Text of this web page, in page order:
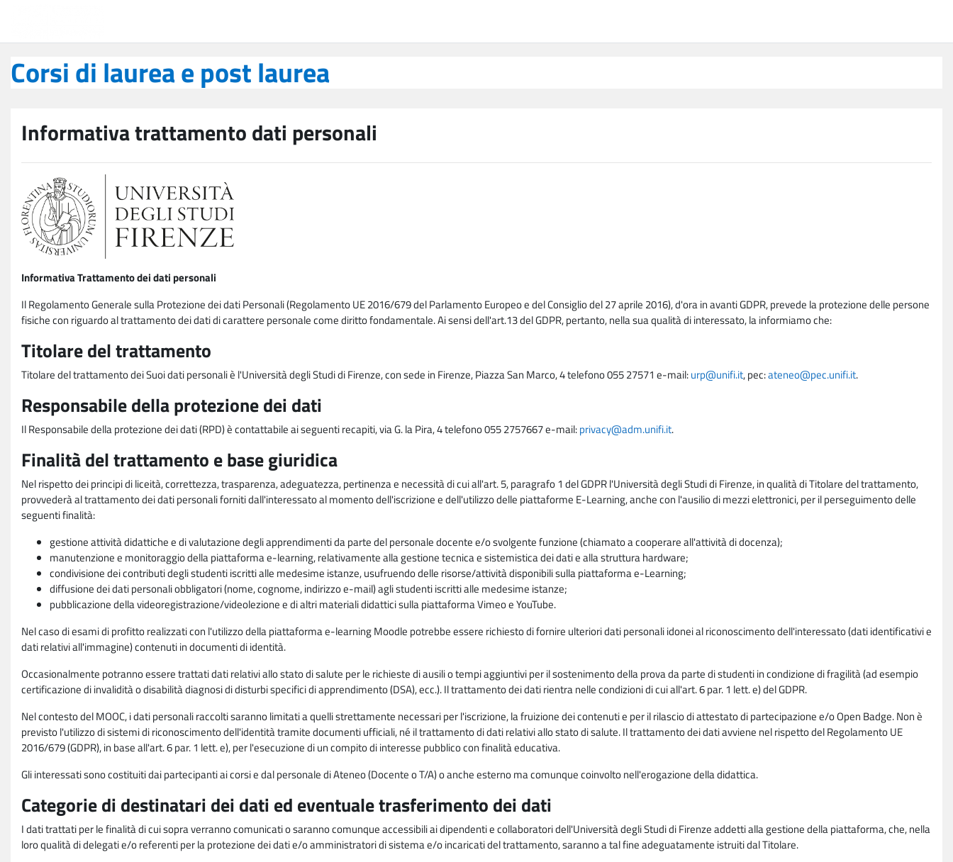
Corsi di laurea e post laurea
Informativa trattamento dati personali
Informativa Trattamento dei dati personali
Il Regolamento Generale sulla Protezione dei dati Personali (Regolamento UE 2016/679 del Parlamento Europeo e del Consiglio del 27 aprile 2016), d'ora in avanti GDPR, prevede la protezione delle persone
fisiche con riguardo al trattamento dei dati di carattere personale come diritto fondamentale. Ai sensi dell'art.13 del GDPR, pertanto, nella sua qualità di interessato, la informiamo che:
Titolare del trattamento
Titolare del trattamento dei Suoi dati personali è l'Università degli Studi di Firenze, con sede in Firenze, Piazza San Marco, 4 telefono 055 27571 e-mail:urp@unifi.it, pec:ateneo@pec.unifi.it.
Responsabile della protezione dei dati
Il Responsabile della protezione dei dati (RPD) è contattabile ai seguenti recapiti, via G. la Pira, 4 telefono 055 2757667 e-mail:privacy@adm.unifi.it.
Finalità del trattamento e base giuridica
Nel rispetto dei principi di liceità, correttezza, trasparenza, adeguatezza, pertinenza e necessità di cui all'art. 5, paragrafo 1 del GDPR l'Università degli Studi di Firenze, in qualità di Titolare del trattamento,
provvederà al trattamento dei dati personali forniti dall'interessato al momento dell'iscrizione e dell'utilizzo delle piattaforme E-Learning, anche con l'ausilio di mezzi elettronici, per il perseguimento delle
seguenti finalità:
gestione attività didattiche e di valutazione degli apprendimenti da parte del personale docente e/o svolgente funzione (chiamato a cooperare all'attività di docenza);
manutenzione e monitoraggio della piattaforma e-learning, relativamente alla gestione tecnica e sistemistica dei dati e alla struttura hardware;
condivisione dei contributi degli studenti iscritti alle medesime istanze, usufruendo delle risorse/attività disponibili sulla piattaforma e-Learning;
diffusione dei dati personali obbligatori (nome, cognome, indirizzo e-mail) agli studenti iscritti alle medesime istanze;
pubblicazione della videoregistrazione/videolezione e di altri materiali didattici sulla piattaforma Vimeo e YouTube.
Nel caso di esami di profitto realizzati con l'utilizzo della piattaforma e-learning Moodle potrebbe essere richiesto di fornire ulteriori dati personali idonei al riconoscimento dell'interessato (dati identificativi e
dati relativi all'immagine) contenuti in documenti di identità.
Occasionalmente potranno essere trattati dati relativi allo stato di salute per le richieste di ausili o tempi aggiuntivi per il sostenimento della prova da parte di studenti in condizione di fragilità (ad esempio
certificazione di invalidità o disabilità diagnosi di disturbi specifici di apprendimento (DSA), ecc.). Il trattamento dei dati rientra nelle condizioni di cui all'art. 6 par. 1 lett. e) del GDPR.
Nel contesto del MOOC, i dati personali raccolti saranno limitati a quelli strettamente necessari per l'iscrizione, la fruizione dei contenuti e per il rilascio di attestato di partecipazione e/o Open Badge. Non è
previsto l'utilizzo di sistemi di riconoscimento dell'identità tramite documenti ufficiali, né il trattamento di dati relativi allo stato di salute. Il trattamento dei dati avviene nel rispetto del Regolamento UE
2016/679 (GDPR), in base all'art. 6 par. 1 lett. e), per l'esecuzione di un compito di interesse pubblico con finalità educativa.
Gli interessati sono costituiti dai partecipanti ai corsi e dal personale di Ateneo (Docente o T/A) o anche esterno ma comunque coinvolto nell'erogazione della didattica.
Categorie di destinatari dei dati ed eventuale trasferimento dei dati
I dati trattati per le finalità di cui sopra verranno comunicati o saranno comunque accessibili ai dipendenti e collaboratori dell'Università degli Studi di Firenze addetti alla gestione della piattaforma, che, nella
loro qualità di delegati e/o referenti per la protezione dei dati e/o amministratori di sistema e/o incaricati del trattamento, saranno a tal fine adeguatamente istruiti dal Titolare.